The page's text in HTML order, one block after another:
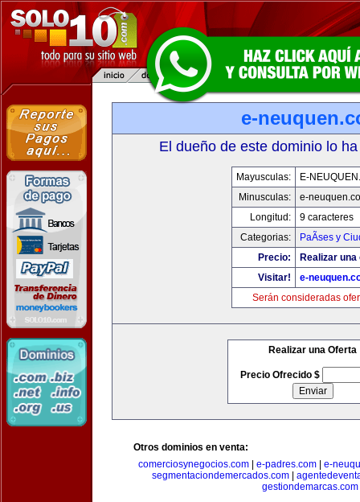
e-
El dueño de este dominio lo
Mayusculas:
E-
Minusculas:
e-
Longitud:
9 caracteres
Categorias:
PaÃ­ses y
Precio:
Realizar
Visitar!
e-
Serán consideradas
Realizar una Oferta
Precio Ofrecido $
Otros dominios en venta:
comerciosynegocios.com| e-padres.com| e-
segmentaciondemercados.com
gestiondemarcas.com